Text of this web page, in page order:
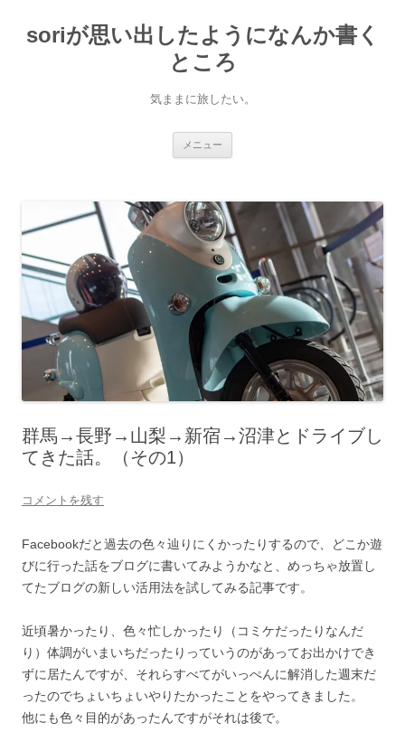
soriが思い出したようになんか書く
ところ
気ままに旅したい。
メニュー
へ
ス
キ
ッ
プ
群馬→長野→山梨→新宿→沼津とドライブし
てきた話。（その1）
コメントを残す
Facebookだと過去の色々辿りにくかったりするので、どこか遊
びに行った話をブログに書いてみようかなと、めっちゃ放置し
てたブログの新しい活用法を試してみる記事です。
近頃暑かったり、色々忙しかったり（コミケだったりなんだ
り）体調がいまいちだったりっていうのがあってお出かけでき
ずに居たんですが、それらすべてがいっぺんに解消した週末だ
ったのでちょいちょいやりたかったことをやってきました。
他にも色々目的があったんですがそれは後で。